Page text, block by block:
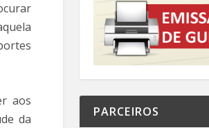
aos
da
PARCEIROS